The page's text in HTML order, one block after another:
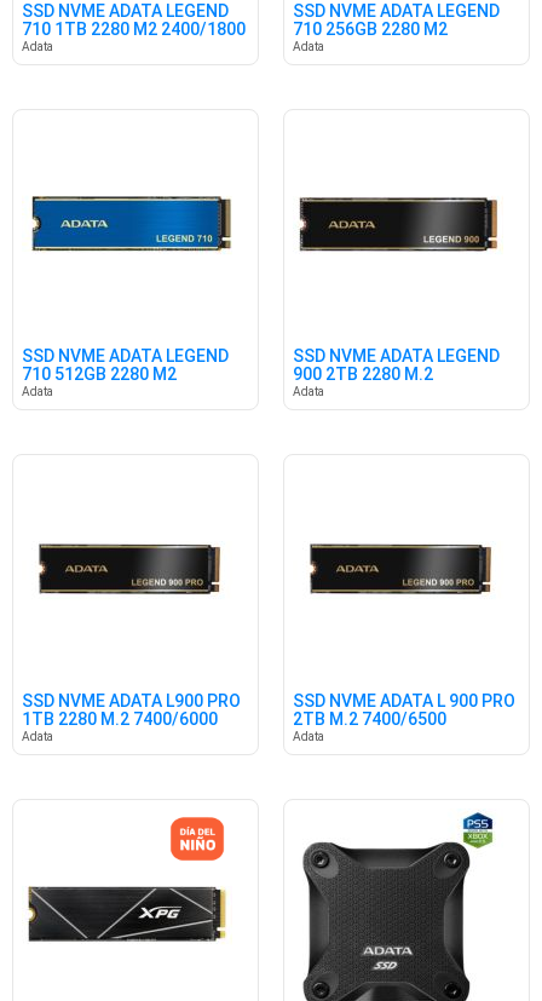
SSD NVME ADATA LEGEND
710 1TB 2280 M2 2400/1800
Adata
SSD NVME ADATA LEGEND
710 256GB 2280 M2
2100/1000
Adata
SSD NVME ADATA LEGEND
710 512GB 2280 M2
2400/1600
Adata
SSD NVME ADATA LEGEND
900 2TB 2280 M.2
7000/5400
Adata
SSD NVME ADATA L900 PRO
1TB 2280 M.2 7400/6000
Adata
SSD NVME ADATA L 900 PRO
2TB M.2 7400/6500
Adata